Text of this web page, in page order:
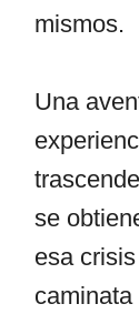
mismos.
Una
se
esa